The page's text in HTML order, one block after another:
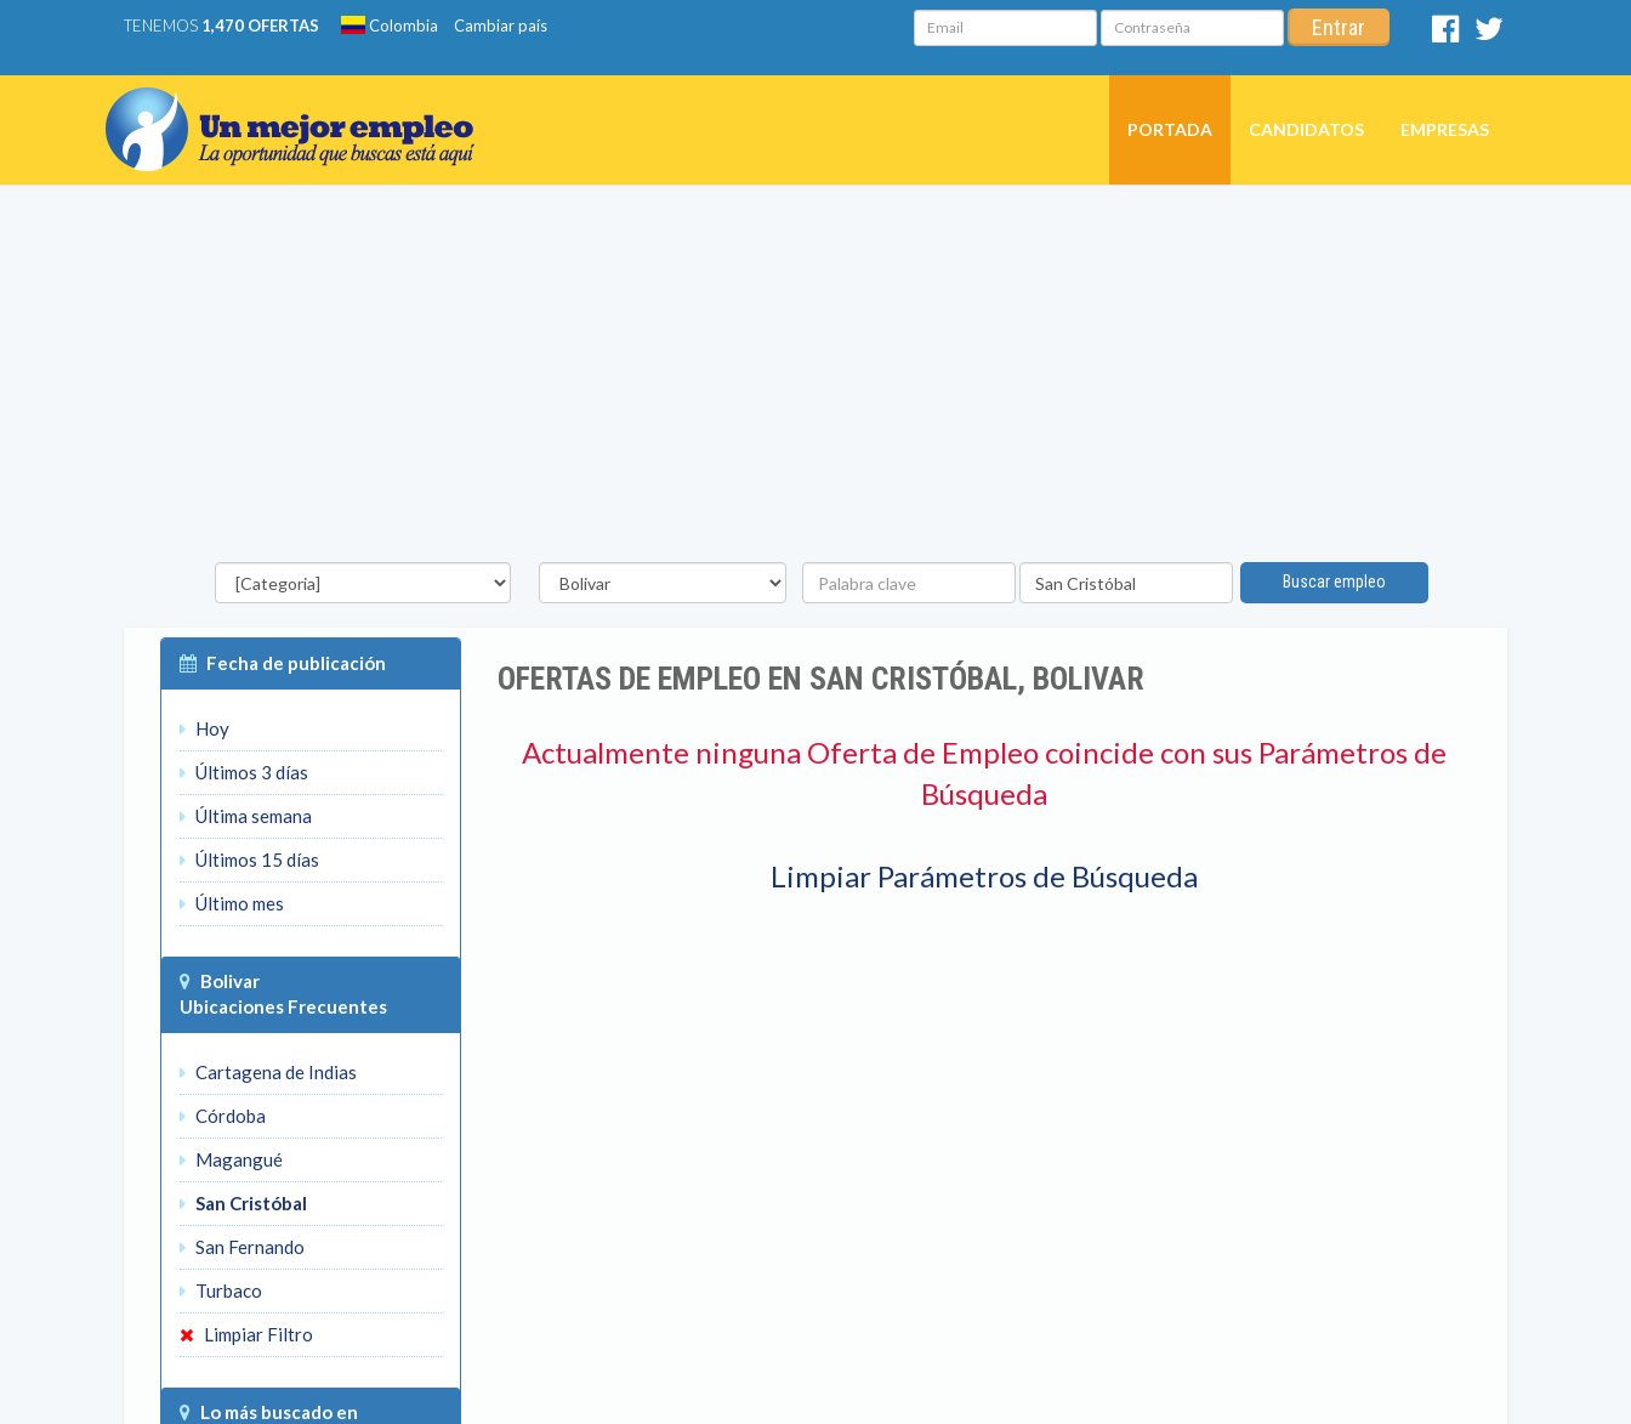
TENEMOS 1,470 OFERTAS Colombia Cambiar país Email Contraseña Entrar
Facebook
PORTADA CANDIDATOS EMPRESAS
Categorías Departamento
Palabra
clave
Ubicación
Buscar empleo
Fecha de publicación
Hoy
Últimos 3 días
Última semana
Últimos 15 días
Último mes
Bolivar
Ubicaciones Frecuentes
Cartagena de Indias
Córdoba
Magangué
San Cristóbal
San Fernando
Turbaco
Limpiar Filtro
Lo más buscado en
OFERTAS DE EMPLEO EN SAN CRISTÓBAL, BOLIVAR
Actualmente ninguna Oferta de Empleo coincide con sus Parámetros de
Búsqueda
Limpiar Parámetros de Búsqueda